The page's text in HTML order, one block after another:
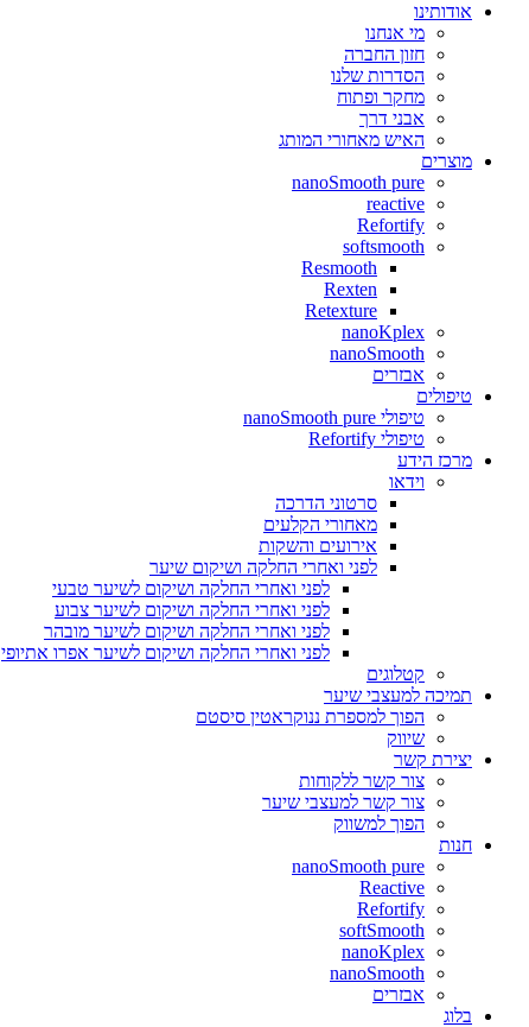
אודותינו
מי אנחנו
חזון החברה
הסדרות שלנו
מחקר ופתוח
אבני דרך
האיש מאחורי המותג
מוצרים
nanoSmooth pure
reactive
Refortify
softsmooth
Resmooth
Rexten
Retexture
nanoKplex
nanoSmooth
אבזרים
טיפולים
טיפולי nanoSmooth pure
טיפולי Refortify
מרכז הידע
וידאו
סרטוני הדרכה
מאחורי הקלעים
אירועים והשקות
לפני ואחרי החלקה ושיקום שיער
לפני ואחרי החלקה ושיקום לשיער טבעי
לפני ואחרי החלקה ושיקום לשיער צבוע
לפני ואחרי החלקה ושיקום לשיער מובהר
לפני ואחרי החלקה ושיקום לשיער אפרו אתיופי
קטלוגים
תמיכה למעצבי שיער
הפוך למספרת ננוקראטין סיסטם
שיווק
יצירת קשר
צור קשר ללקוחות
צור קשר למעצבי שיער
הפוך למשווק
חנות
nanoSmooth pure
Reactive
Refortify
softSmooth
nanoKplex
nanoSmooth
אבזרים
בלוג